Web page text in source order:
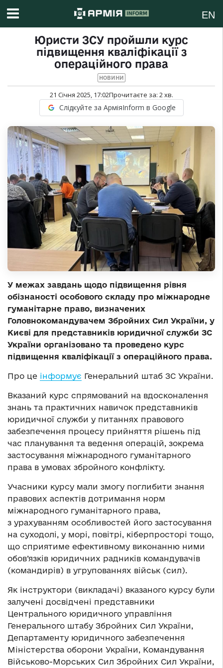
EN
Юристи ЗСУ пройшли курс
підвищення кваліфікації з
операційного права
НОВИНИ
21 Січня 2025, 17:02Прочитаєте за: 2хв.
Слідкуйте за АрміяInform в Google
У межах завдань щодо підвищення рівня
обізнаності особового складу про міжнародне
гуманітарне право, визначених
Головнокомандувачем Збройних Сил України, у
Києві для представників юридичної служби ЗС
України організовано та проведено курс
підвищення кваліфікації з операційного права.
Про це інформує Генеральний штаб ЗС України.
Вказаний курс спрямований на вдосконалення
знань та практичних навичок представників
юридичної служби у питаннях правового
забезпечення процесу прийняття рішень під
час планування та ведення операцій, зокрема
застосування міжнародного гуманітарного
права в умовах збройного конфлікту.
Учасники курсу мали змогу поглибити знання
правових аспектів дотримання норм
міжнародного гуманітарного права,
з урахуванням особливостей його застосування
на суходолі, у морі, повітрі, кіберпросторі тощо,
що сприятиме ефективному виконанню ними
обов’язків юридичних радників командувачів
(командирів) в угрупованнях військ (сил).
Як інструктори (викладачі) вказаного курсу були
залучені досвідчені представники
Центрального юридичного управління
Генерального штабу Збройних Сил України,
Департаменту юридичного забезпечення
Міністерства оборони України, Командування
Військово-Морських Сил Збройних Сил України,